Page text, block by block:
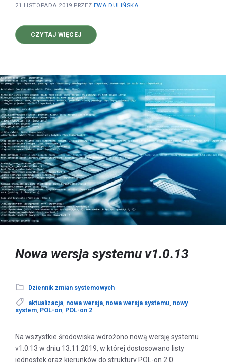
21 LISTOPADA 2019 PRZEZ EWA DULIŃSKA
CZYTAJ WIĘCEJO
AKTUALIZACJA
SYSTEMU
Nowa wersja systemu v1.0.13
Dziennik zmian systemowych
aktualizacja, nowa wersja, nowa wersja systemu, nowy
system, POL-on, POL-on 2
Na wszystkie środowiska wdrożono nową wersję systemu
v1.0.13 w dniu 13.11.2019, w której dostosowano listy
jednostek oraz kierunków do struktury POL-on 2.0.